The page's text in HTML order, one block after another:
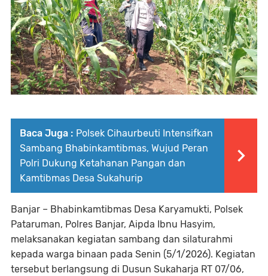
Baca Juga : Polsek Cihaurbeuti Intensifkan
Sambang Bhabinkamtibmas, Wujud Peran
Polri Dukung Ketahanan Pangan dan
Kamtibmas Desa Sukahurip
Banjar – Bhabinkamtibmas Desa Karyamukti, Polsek
Pataruman, Polres Banjar, Aipda Ibnu Hasyim,
melaksanakan kegiatan sambang dan silaturahmi
kepada warga binaan pada Senin (5/1/2026). Kegiatan
tersebut berlangsung di Dusun Sukaharja RT 07/06,